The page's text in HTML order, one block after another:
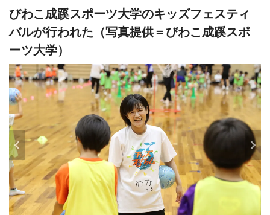
びわこ成蹊スポーツ大学のキッズフェスティ
バルが行われた（写真提供＝びわこ成蹊スポ
ーツ大学）